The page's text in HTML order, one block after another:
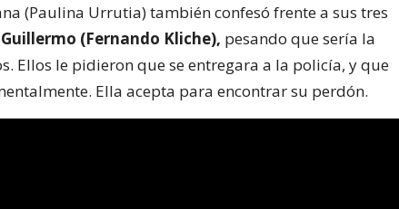
(Paulina Urrutia) también confesó frente a sus tres
(Fernando Kliche), pesando que sería la
Ellos le pidieron que se entregara a la policía, y que
Ella acepta para encontrar su perdón.